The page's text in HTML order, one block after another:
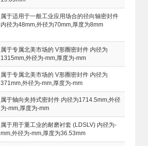
属于适用于一般工业应用场合的径向轴密封件
内径为48mm,外径为70mm,厚度为8mm
属于专属北美市场的 V形圈密封件 内径为
1315mm,外径为-mm,厚度为-mm
属于专属北美市场的 V形圈密封件 内径为
371mm,外径为-mm,厚度为-mm
属于轴向夹持式密封件 内径为1714.5mm,外径
为-mm,厚度为-mm
属于用于重工业的耐磨衬套 (LDSLV) 内径为-
mm,外径为-mm,厚度为36.53mm